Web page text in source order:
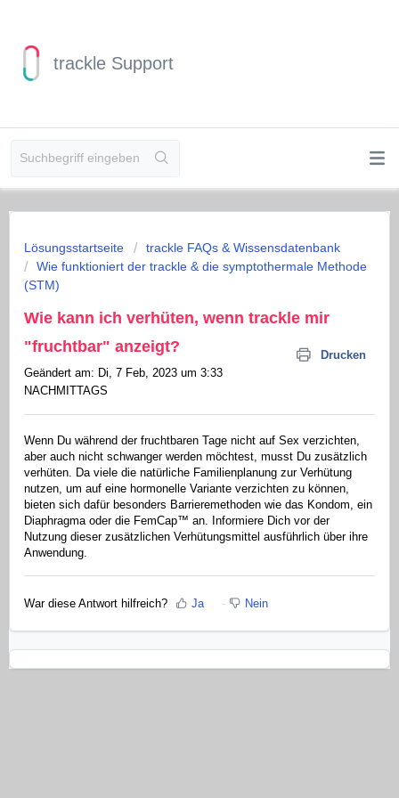
trackle Support
Lösungsstartseite
trackle FAQs & Wissensdatenbank
Wie funktioniert der trackle & die symptothermale Methode
(STM)
Wie kann ich verhüten, wenn trackle mir
"fruchtbar" anzeigt?
Drucken
Geändert am: Di, 7 Feb, 2023 um 3:33
NACHMITTAGS
Wenn Du während der fruchtbaren Tage nicht auf Sex verzichten,
aber auch nicht schwanger werden möchtest, musst Du zusätzlich
verhüten. Da viele die natürliche Familienplanung zur Verhütung
nutzen, um auf eine hormonelle Variante verzichten zu können,
bieten sich dafür besonders Barrieremethoden wie das Kondom, ein
Diaphragma oder die FemCap™ an. Informiere Dich vor der
Nutzung dieser zusätzlichen Verhütungsmittel ausführlich über ihre
Anwendung.
War diese Antwort hilfreich? Ja Nein